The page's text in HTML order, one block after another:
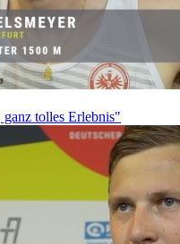
tolles Erlebnis"